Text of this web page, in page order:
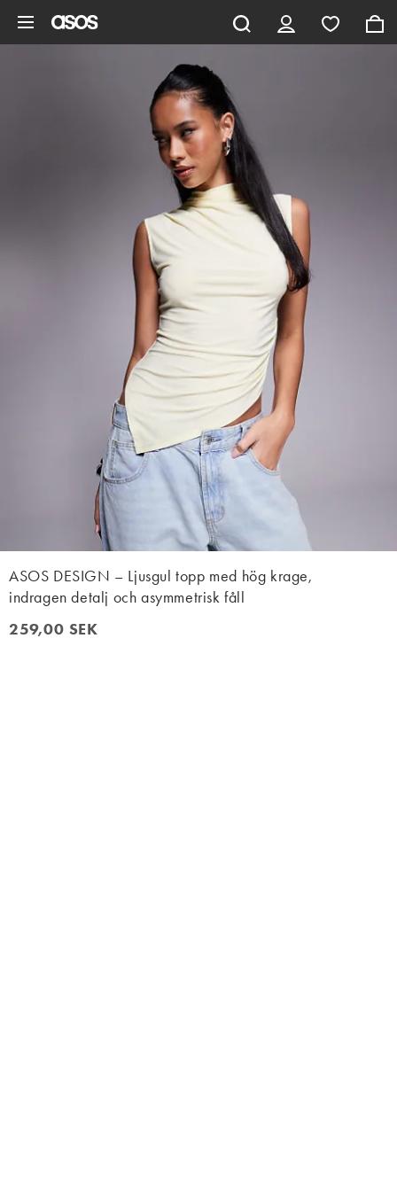
ASOS DESIGN – Ljusgul topp med hög krage,
indragen detalj och asymmetrisk fåll
259,00 SEK
259,00 SEK